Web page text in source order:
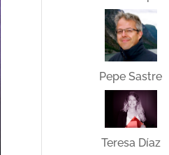
Pepe Sastre
Teresa Díaz